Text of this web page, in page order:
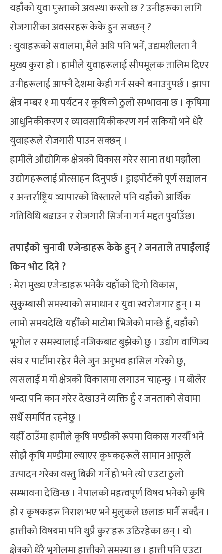
यहाँको युवा पुस्ताको अवस्था कस्तो छ ? उनीहरूका लागि
रोजगारीका अवसरहरू केके हुन सक्छन् ?
: युवाहरूको सवालमा, मैले अघि पनि भनेँ, उद्यमशीलता नै
मुख्य कुरा हो । हामीले युवाहरूलाई सीपमूलक तालिम दिएर
उनीहरूलाई आफ्नै देशमा केही गर्न सक्ने बनाउनुपर्छ । झापा
क्षेत्र नम्बर १ मा पर्यटन र कृषिको ठुलो सम्भावना छ । कृषिमा
आधुनिकीकरण र व्यावसायिकीकरण गर्न सकियो भने धेरै
युवाहरूले रोजगारी पाउन सक्छन् ।
हामीले औद्योगिक क्षेत्रको विकास गरेर साना तथा मझौला
उद्योगहरूलाई प्रोत्साहन दिनुपर्छ । ड्राइपोर्टको पूर्ण सञ्चालन
र अन्तर्राष्ट्रिय व्यापारको विस्तारले पनि यहाँको आर्थिक
गतिविधि बढाउन र रोजगारी सिर्जना गर्न मद्दत पुर्याउँछ।
तपाईंको चुनावी एजेन्डाहरू केके हुन् ? जनताले तपाईंलाई
किन भोट दिने ?
: मेरा मुख्य एजेन्डाहरू भनेकै यहाँको दिगो विकास,
सुकुम्बासी समस्याको समाधान र युवा स्वरोजगार हुन् । म
लामो समयदेखि यहीँको माटोमा भिजेको मान्छे हुँ, यहाँको
भूगोल र समस्यालाई नजिकबाट बुझेको छु । उद्योग वाणिज्य
संघ र पार्टीमा रहेर मैले जुन अनुभव हासिल गरेको छु,
त्यसलाई म यो क्षेत्रको विकासमा लगाउन चाहन्छु । म बोलेर
भन्दा पनि काम गरेर देखाउने व्यक्ति हुँ र जनताको सेवामा
सधैँ समर्पित रहनेछु ।
यहीँ ठाउँमा हामीले कृषि मण्डीको रूपमा विकास गरयौँ भने
सोझै कृषि मण्डीमा ल्याएर कृषकहरूले सामान आफूले
उत्पादन गरेका वस्तु बिक्री गर्ने हो भने त्यो एउटा ठुलो
सम्भावना देखिन्छ । नेपालको महत्वपूर्ण विषय भनेको कृषि
हो र कृषकहरू निराश भए भने मुलुकले छलाङ मार्नै सक्दैन ।
हात्तीको विषयमा पनि थुप्रै कुराहरू उठिरहेका छन् । यो
क्षेत्रको धेरै भूगोलमा हात्तीको समस्या छ । हात्ती पनि एउटा